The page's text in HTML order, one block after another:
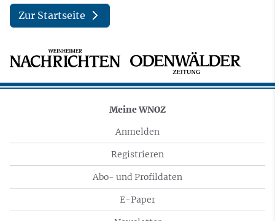
Zur Startseite
Meine WNOZ
Anmelden
Registrieren
Abo- und Profildaten
E-Paper